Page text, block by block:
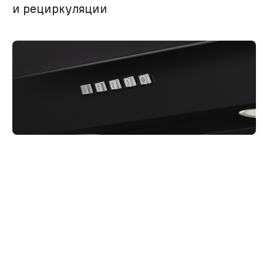
и рециркуляции